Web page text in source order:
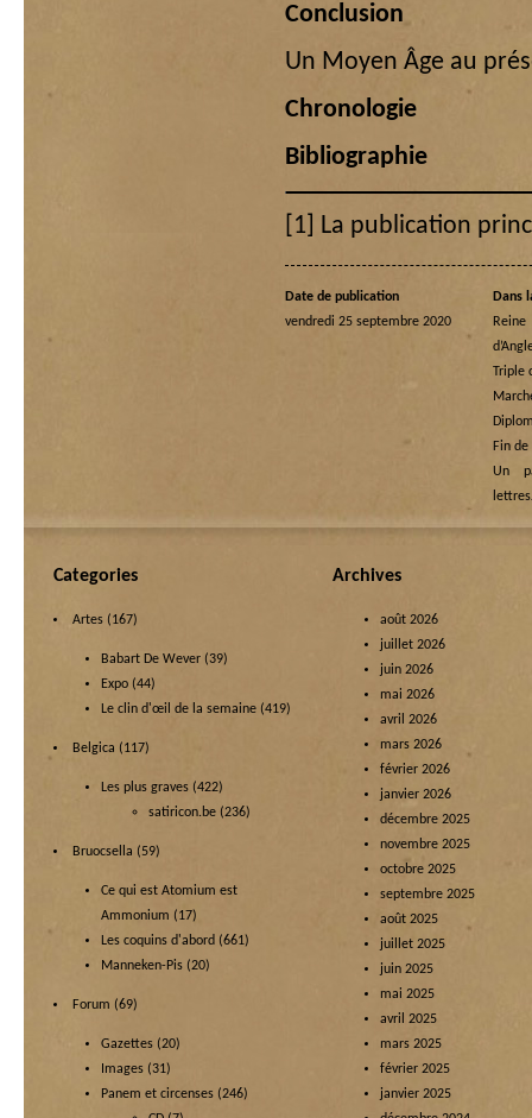
Conclusion
Un Moyen Âge au
Chronologie
Bibliographie
[1] La publication
Date de publication
vendredi 25 septembre 2020
Dans
Triple
Fin
Un
Categories
Artes (167)
Babart De Wever (39)
Expo (44)
Le clin d'œil de la semaine (419)
Belgica (117)
Les plus graves (422)
satiricon.be (236)
Bruocsella (59)
Ce qui est Atomium est
Ammonium (17)
Les coquins d'abord (661)
Manneken-Pis (20)
Forum (69)
Gazettes (20)
Images (31)
Panem et circenses (246)
Archives
août 2026
juillet 2026
juin 2026
mai 2026
avril 2026
mars 2026
février 2026
janvier 2026
décembre 2025
novembre 2025
octobre 2025
septembre 2025
août 2025
juillet 2025
juin 2025
mai 2025
avril 2025
mars 2025
février 2025
janvier 2025